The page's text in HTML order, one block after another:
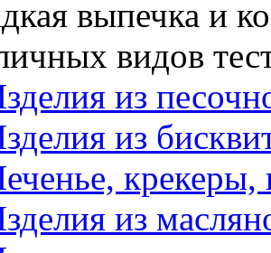
выпечка и
видов
из
из
крекеры,
из